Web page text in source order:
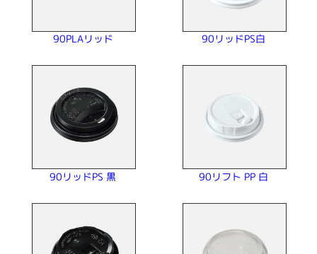
90PLAリッド 90リッドPS白
90リッドPS 黒 90リフト PP 白